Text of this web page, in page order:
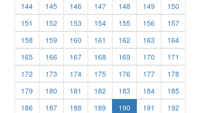
144
145 146 147 148 149
150
151
152 153 154 155 156
157
158
159 160 161 162 163
164
165
166 167 168 169 170
171
172
173 174 175 176 177
178
179
180 181 182 183 184
185
186
187 188 189 190 191
192